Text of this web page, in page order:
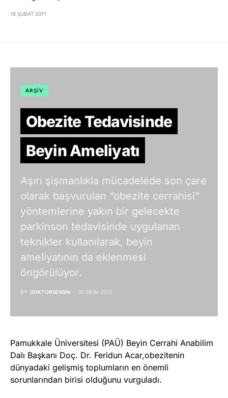
18 ŞUBAT 2011
ARŞIV
Obezite Tedavisinde
Beyin Ameliyatı
Aşırı şişmanlıkla mücadelede son çare
olarak başvurulan “obezite cerrahisi”
yöntemlerine yakın bir gelecekte
parkinson tedavisinde uygulanan
teknikler kullanılarak, beyin
ameliyatının da eklenmesi
öngörülüyor.
BY DOKTORSENSIN 30 EKIM 2012
Pamukkale Üniversitesi (PAÜ) Beyin Cerrahi Anabilim
Dalı Başkanı Doç. Dr. Feridun Acar,obezitenin
dünyadaki gelişmiş toplumların en önemli
sorunlarından birisi olduğunu vurguladı.